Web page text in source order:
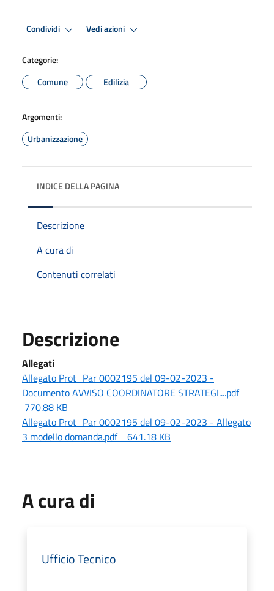
Condividi Vedi azioni
Categorie:
Comune
Edilizia
Argomenti:
Urbanizzazione
INDICE DELLA PAGINA
Descrizione
A cura di
Contenuti correlati
Descrizione
Allegati
Allegato Prot_Par 0002195 del 09-02-2023 -
Documento AVVISO COORDINATORE STRATEGI....pdf
770.88 KB
Allegato Prot_Par 0002195 del 09-02-2023 - Allegato
3 modello domanda.pdf 641.18 KB
A cura di
Ufficio Tecnico